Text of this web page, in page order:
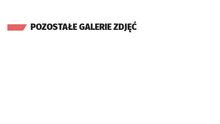
POZOSTAŁE GALERIE ZDJĘĆ